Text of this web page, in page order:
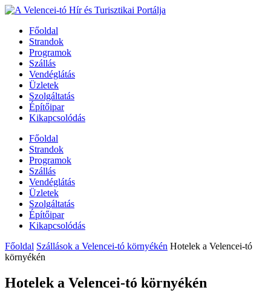
Főoldal
Strandok
Programok
Szállás
Vendéglátás
Üzletek
Szolgáltatás
Építőipar
Kikapcsolódás
Főoldal
Strandok
Programok
Szállás
Vendéglátás
Üzletek
Szolgáltatás
Építőipar
Kikapcsolódás
Főoldal Szállások a Velencei-tó környékén Hotelek a Velencei-tó
környékén
Hotelek a Velencei-tó környékén